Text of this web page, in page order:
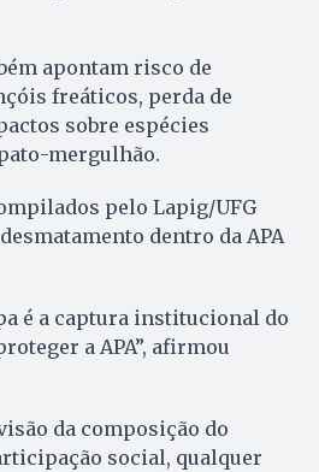
apontam risco de
freáticos, perda de
sobre espécies
mergulhão.
pelo Lapig/UFG
dentro da APA
é a captura institucional do
a APA”, afirmou
da composição do
social, qualquer